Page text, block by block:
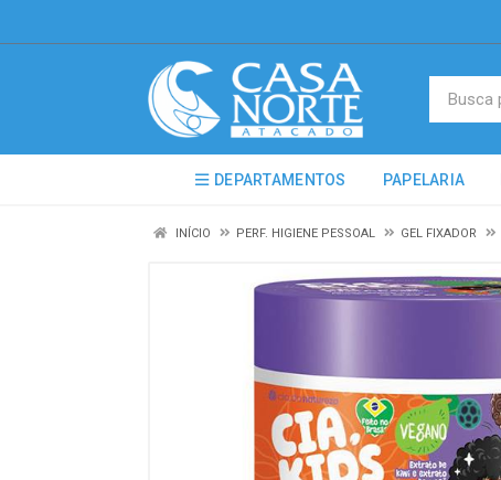
DEPARTAMENTOS PAPELARIA
INÍCIO PERF. HIGIENE PESSOAL GEL FIXADOR